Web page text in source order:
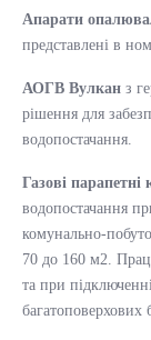
Апарати
представлені в
АОГВ Вулкан з
рішення для
водопостачання.
Газові
водопостачання
комунально-
70 до 160 м2.
та при
багатоповерхових